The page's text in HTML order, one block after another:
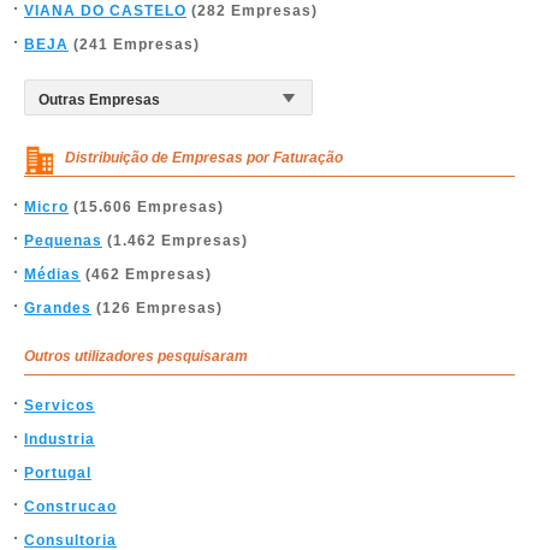
VIANA DO CASTELO (282 Empresas)
BEJA (241 Empresas)
Distribuição de Empresas por Faturação
Micro (15.606 Empresas)
Pequenas (1.462 Empresas)
Médias (462 Empresas)
Grandes (126 Empresas)
Outros utilizadores pesquisaram
Servicos
Industria
Portugal
Construcao
Consultoria